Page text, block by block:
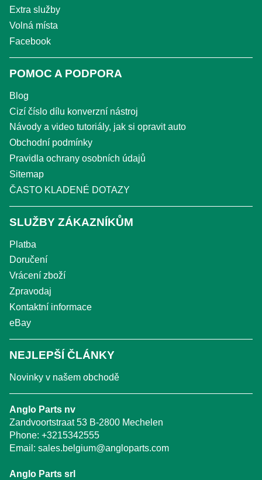
Extra služby
Volná místa
Facebook
POMOC A PODPORA
Blog
Cizí číslo dílu konverzní nástroj
Návody a video tutoriály, jak si opravit auto
Obchodní podmínky
Pravidla ochrany osobních údajů
Sitemap
ČASTO KLADENÉ DOTAZY
SLUŽBY ZÁKAZNÍKŮM
Platba
Doručení
Vrácení zboží
Zpravodaj
Kontaktní informace
eBay
NEJLEPŠÍ ČLÁNKY
Novinky v našem obchodě
Anglo Parts nv
Zandvoortstraat 53 B-2800 Mechelen
Phone: +3215342555
Email: sales.belgium@angloparts.com
Anglo Parts srl